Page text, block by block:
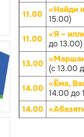
11.00
«Найди
15.00)
11.00
«Я –
до 13.00)
13.00
(с 13.00
14.00 «Ёма,
14.00 до
14.00